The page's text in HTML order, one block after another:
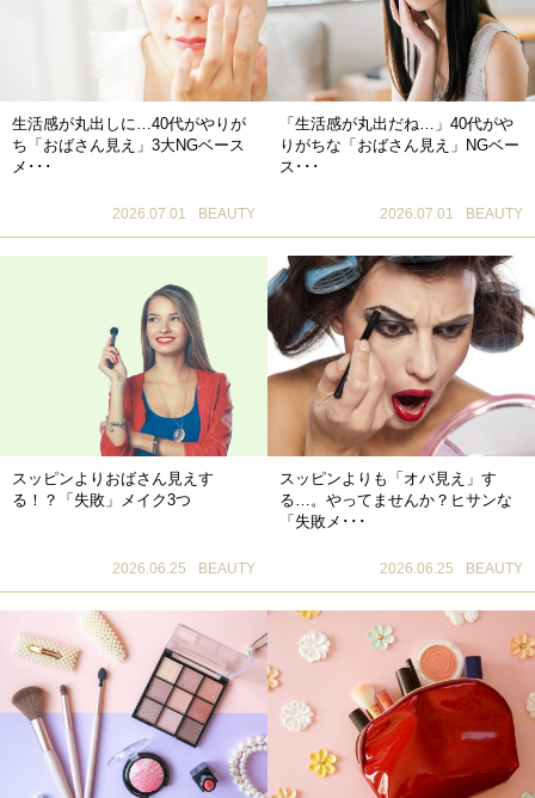
生活感が丸出しに…40代がやりが
ち「おばさん見え」3大NGベース
メ･･･
2026.07.01 BEAUTY
「生活感が丸出だね…」40代がや
りがちな「おばさん見え」NGベー
ス･･･
2026.07.01 BEAUTY
スッピンよりおばさん見えす
る！？「失敗」メイク3つ
2026.06.25 BEAUTY
スッピンよりも「オバ見え」す
る…。やってませんか？ヒサンな
「失敗メ･･･
2026.06.25 BEAUTY